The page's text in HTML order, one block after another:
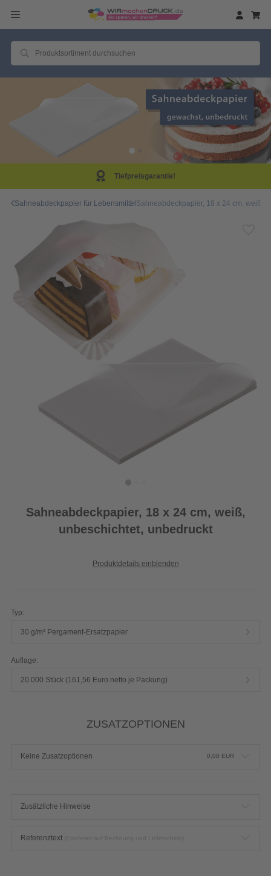
Tiefpreisgarantie!
Sahneabdeckpapier für LebensmittelSahneabdeckpapier, 18 x 24 cm, weiß,
Sahneabdeckpapier, 18 x 24 cm, weiß,
unbeschichtet, unbedruckt
Produktdetails einblenden
Typ:
30 g/m² Pergament-Ersatzpapier
Auflage:
20.000 Stück (161,56 Euro netto je Packung)
ZUSATZOPTIONEN
Keine Zusatzoptionen 0,00 EUR
Zusätzliche Hinweise
Referenztext